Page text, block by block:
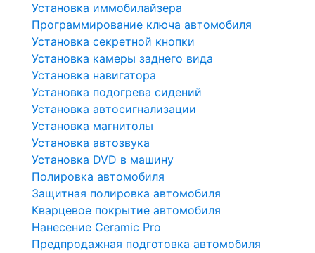
Установка иммобилайзера
Программирование ключа автомобиля
Установка секретной кнопки
Установка камеры заднего вида
Установка навигатора
Установка подогрева сидений
Установка автосигнализации
Установка магнитолы
Установка автозвука
Установка DVD в машину
Полировка автомобиля
Защитная полировка автомобиля
Кварцевое покрытие автомобиля
Нанесение Ceramic Pro
Предпродажная подготовка автомобиля